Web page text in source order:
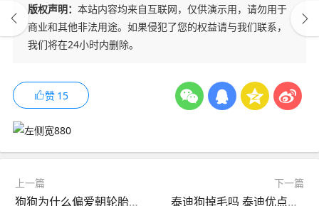
版权声明： 本站内容均来自互联网，仅供演示用，请勿用于
商业和其他非法用途。如果侵犯了您的权益请与我们联系，
我们将在24小时内删除。
赞 15
上一篇
狗狗为什么偏爱朝轮胎撒尿？背后原因让人哭笑不得
下一篇
泰迪狗掉毛吗 泰迪优点超多，但有这5大缺点，你觉得能接受吗？